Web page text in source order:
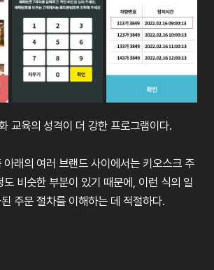
교육의 성격이 더 강한 프로그램이다.
래의 여러 브랜드 사이에서는 키오스크 주
비슷한 부분이 있기 때문에, 이런 식의 일
주문 절차를 이해하는 데 적절하다.